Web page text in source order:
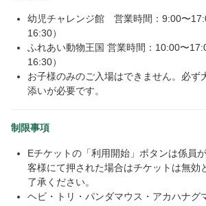
幼児チャレンジ館 営業時間：9:00〜
16:30）
ふれあい動物王国 営業時間：10:00〜
16:30）
お子様のみのご入場はできません。必ず
添いが必要です。
制限事項
Eチケットの「利用開始」ボタンは係員
客様にて押された場合はチケットは無効
了承ください。
ヘビ・トリ・パンダマウス・アカハナグ